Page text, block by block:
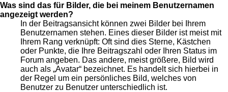
Was sind das für Bilder, die bei meinem Benutzernamen
angezeigt werden?
In der Beitragsansicht können zwei Bilder bei Ihrem
Benutzernamen stehen. Eines dieser Bilder ist meist mit
Ihrem Rang verknüpft: Oft sind dies Sterne, Kästchen
oder Punkte, die Ihre Beitragszahl oder Ihren Status im
Forum angeben. Das andere, meist größere, Bild wird
auch als „Avatar“ bezeichnet. Es handelt sich hierbei in
der Regel um ein persönliches Bild, welches von
Benutzer zu Benutzer unterschiedlich ist.